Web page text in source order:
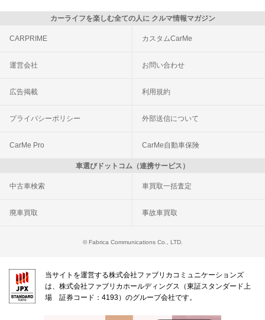
カーライフを楽しむ全ての人に クルマ情報マガジン
CARPRIME カスタムCarMe
運営会社 お問い合わせ
広告掲載 利用規約
プライバシーポリシー 外部送信について
CarMe Pro CarMe自動車保険
車選びドットコム（連携サービス）
中古車検索 車買取一括査定
廃車買取 事故車買取
© Fabrica Communications Co., LTD.
当サイトを運営する株式会社ファブリカコミュニケーションズ
は、株式会社ファブリカホールディングス（東証スタンダード上
場 証券コード：4193）のグループ会社です。